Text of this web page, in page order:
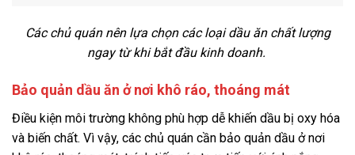
Các chủ quán nên lựa chọn các loại dầu ăn chất lượng
ngay từ khi bắt đầu kinh doanh.
Bảo quản dầu ăn ở nơi khô ráo, thoáng mát
Điều kiện môi trường không phù hợp dễ khiến dầu bị oxy hóa
và biến chất. Vì vậy, các chủ quán cần bảo quản dầu ở nơi